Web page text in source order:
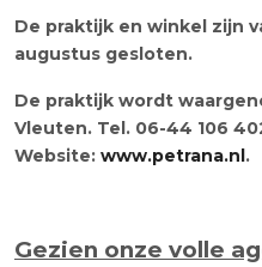
De praktijk en winkel zijn
augustus gesloten.
De praktijk wordt
Vleuten. Tel. 06-44 106
Website: www.petrana.nl.
Gezien onze volle